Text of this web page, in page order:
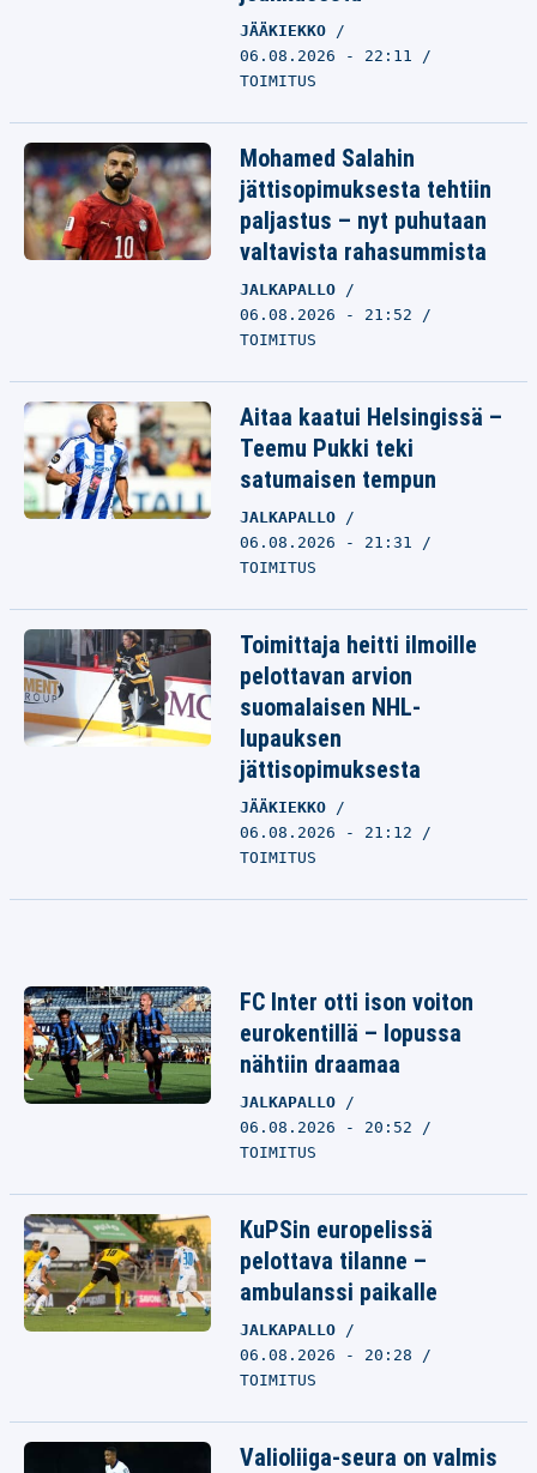
JÄÄKIEKKO
06.08.2026 - 22:11
TOIMITUS
Mohamed Salahin
jättisopimuksesta tehtiin
paljastus – nyt puhutaan
valtavista rahasummista
JALKAPALLO
06.08.2026 - 21:52
TOIMITUS
Aitaa kaatui Helsingissä –
Teemu Pukki teki
satumaisen tempun
JALKAPALLO
06.08.2026 - 21:31
TOIMITUS
Toimittaja heitti ilmoille
pelottavan arvion
suomalaisen NHL-
lupauksen
jättisopimuksesta
JÄÄKIEKKO
06.08.2026 - 21:12
TOIMITUS
FC Inter otti ison voiton
eurokentillä – lopussa
nähtiin draamaa
JALKAPALLO
06.08.2026 - 20:52
TOIMITUS
KuPSin europelissä
pelottava tilanne –
ambulanssi paikalle
JALKAPALLO
06.08.2026 - 20:28
TOIMITUS
Valioliiga-seura on valmis